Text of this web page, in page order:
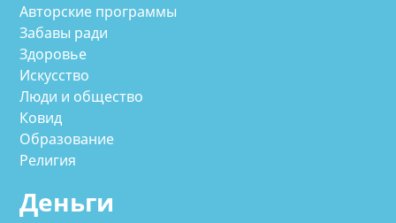
Авторские программы
Забавы ради
Здоровье
Искусство
Люди и общество
Ковид
Образование
Религия
Деньги